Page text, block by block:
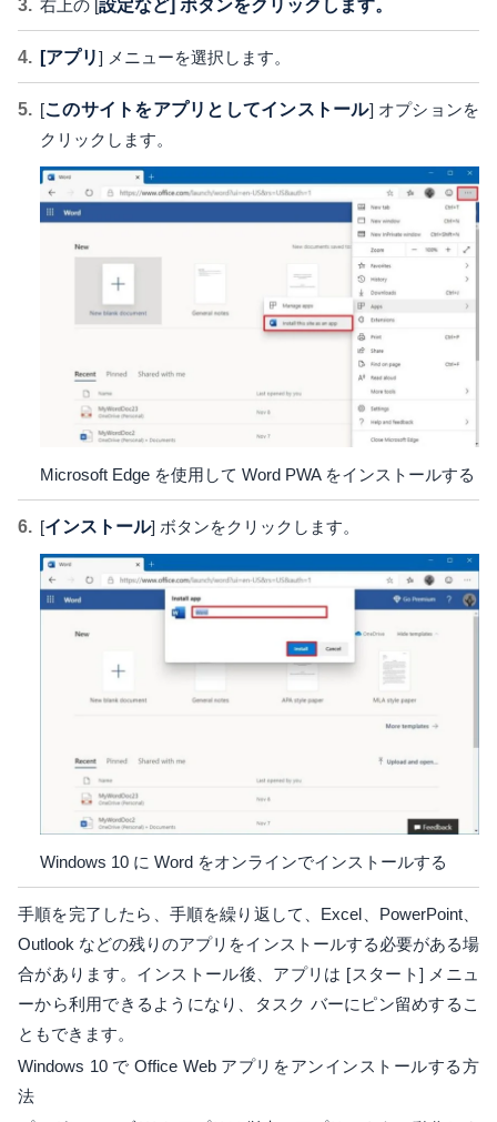
右上の [ 設定など] ボタンをクリックします。
[アプリ] メニューを選択します。
[このサイトをアプリとしてインストール] オプションを
クリックします。
Microsoft Edge を使用して Word PWA をインストールする
[インストール] ボタンをクリックします。
Windows 10 に Word をオンラインでインストールする
手順を完了したら、手順を繰り返して、Excel、PowerPoint、
Outlook などの残りのアプリをインストールする必要がある場
合があります。インストール後、アプリは [スタート] メニュ
ーから利用できるようになり、タスク バーにピン留めするこ
ともできます。
Windows 10 で Office Web アプリをアンインストールする方
法